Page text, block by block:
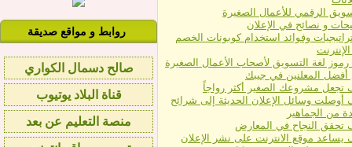
الرقمي للأعمال الصغيرة
و نصائح في الإعلان
وفوائد استخدام كوبونات الخصم
لغة التسويق لأصحاب الأعمال الصغيرة
المعلنين في جيبك
تجعل مشروعك الصغير أكثر رواجاً
أوصلت وسائل الإعلان الحديثة إلى شرائح
من الجماهير
تحقق النجاح في المعارض
يساعد موقع الانترنت على نشر الإعلان
روابط و مواقع صديقة
صالح دسمال الكواري
قناة البلاد يوتيوب
منصة التعليم عن بعد